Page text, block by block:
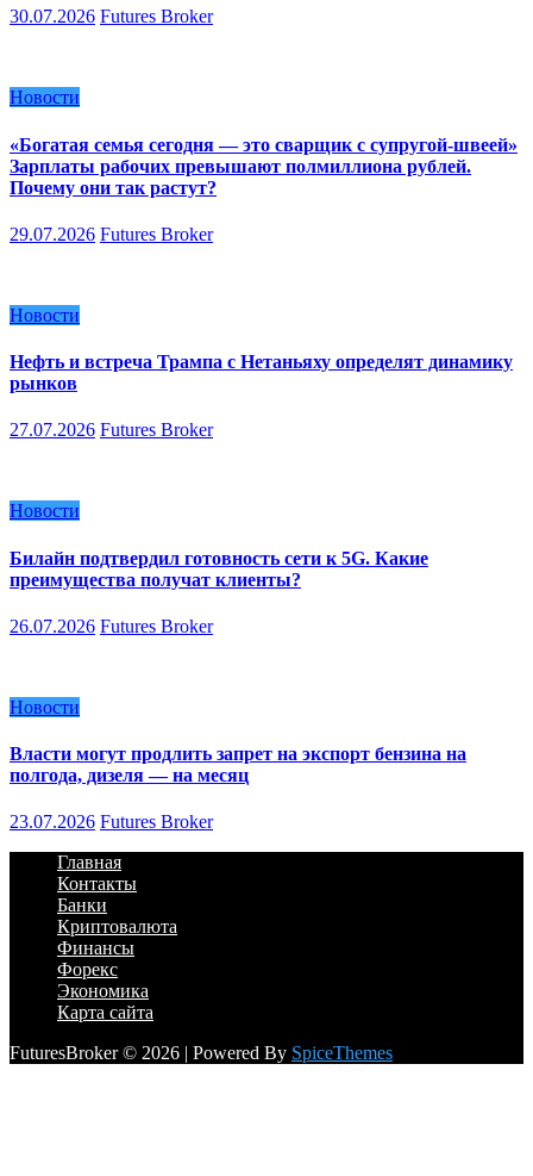
30.07.2026 Futures Broker
Новости
«Богатая семья сегодня — это сварщик с супругой-швеей»
Зарплаты рабочих превышают полмиллиона рублей.
Почему они так растут?
29.07.2026 Futures Broker
Новости
Нефть и встреча Трампа с Нетаньяху определят динамику
рынков
27.07.2026 Futures Broker
Новости
Билайн подтвердил готовность сети к 5G. Какие
преимущества получат клиенты?
26.07.2026 Futures Broker
Новости
Власти могут продлить запрет на экспорт бензина на
полгода, дизеля — на месяц
23.07.2026 Futures Broker
Главная
Контакты
Банки
Криптовалюта
Финансы
Форекс
Экономика
Карта сайта
FuturesBroker © 2026 | Powered By SpiceThemes